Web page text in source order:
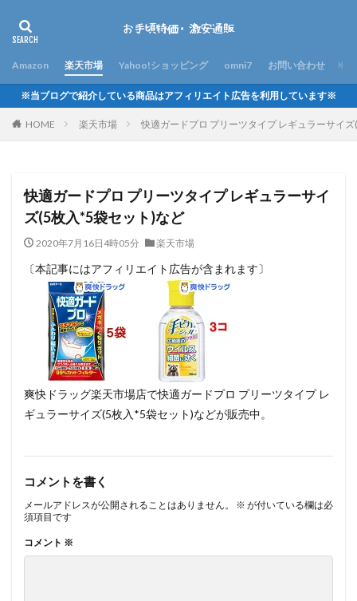
Amazon 楽天市場 Yahoo!ショッピング omni7 お問い合わせ
※当ブログで紹介している商品はアフィリエイト広告を利用しています※
HOME 楽天市場 快適ガードプロ プリーツタイプ レギュラーサイ
快適ガードプロ プリーツタイプ レギュラーサイ
ズ(5枚入*5袋セット)など
2020年7月16日4時05分 楽天市場
〔本記事にはアフィリエイト広告が含まれます〕
爽快ドラッグ楽天市場店で快適ガードプロ プリーツタイプ レ
ギュラーサイズ(5枚入*5袋セット)などが販売中。
コメントを書く
メールアドレスが公開されることはありません。 ※ が付いている欄は必
須項目です
コメント ※